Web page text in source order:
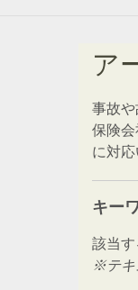
ア
事故
保険
に対応
キー
該当す
※テキ